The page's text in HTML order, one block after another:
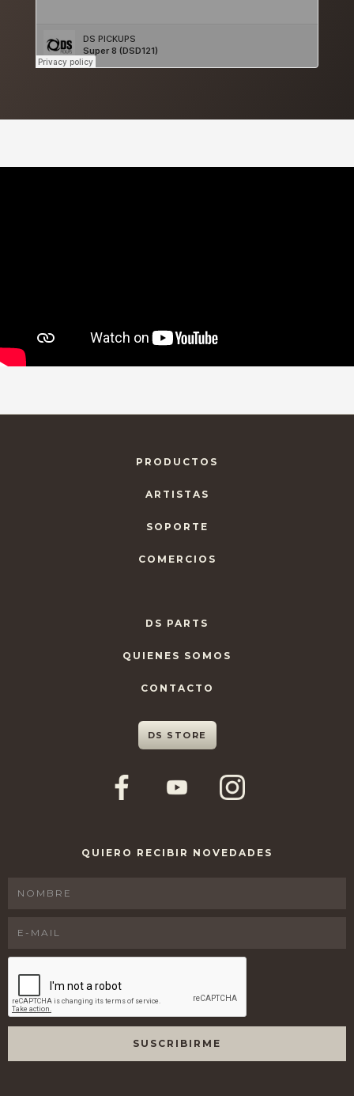
PRODUCTOS
ARTISTAS
SOPORTE
COMERCIOS
DS PARTS
QUIENES SOMOS
CONTACTO
DS STORE
QUIERO RECIBIR NOVEDADES